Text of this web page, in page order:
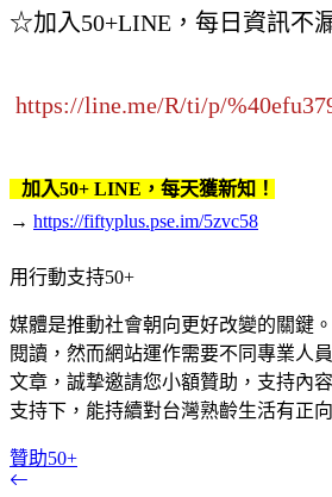
☆加入50+LINE，每日資訊不
https://line.me/R/ti/p/
加入50+ LINE，每天獲新知！
→ https://fiftyplus.pse.im/5zvc58
用行動支持50+
媒體是推動社會朝向更好改變的關鍵
閱讀，然而網站運作需要不同專業人
文章，誠摯邀請您小額贊助，支持內
支持下，能持續對台灣熟齡生活有正
贊助50+